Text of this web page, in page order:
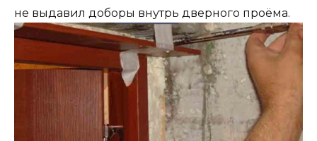
не выдавил доборы внутрь дверного проёма.